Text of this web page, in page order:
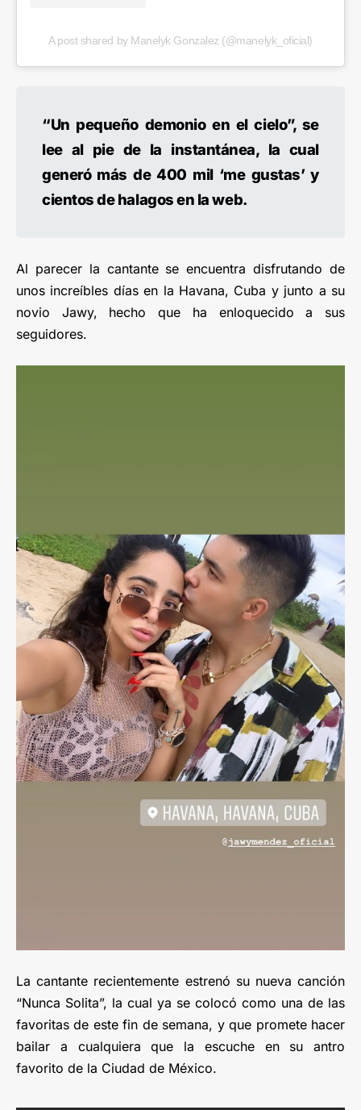
A post shared by Manelyk Gonzalez (@manelyk_oficial)
“Un pequeño demonio en el cielo”, se
lee al pie de la instantánea, la cual
generó más de 400 mil ‘me gustas’ y
cientos de halagos en la web.
Al parecer la cantante se encuentra disfrutando de
unos increíbles días en la Havana, Cuba y junto a su
novio Jawy, hecho que ha enloquecido a sus
seguidores.
La cantante recientemente estrenó su nueva canción
“Nunca Solita”, la cual ya se colocó como una de las
favoritas de este fin de semana, y que promete hacer
bailar a cualquiera que la escuche en su antro
favorito de la Ciudad de México.